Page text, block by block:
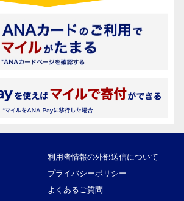
利用者情報の外部送信について
プライバシーポリシー
よくあるご質問